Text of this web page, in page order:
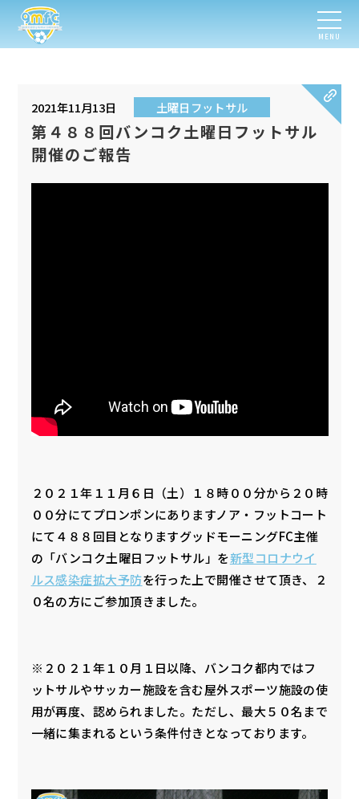
MENU
2021年11月13日 土曜日フットサル
第４８８回バンコク土曜日フットサル
開催のご報告
２０２１年１１月６日（土）１８時００分から２０時
００分にてプロンポンにありますノア・フットコート
にて４８８回目となりますグッドモーニングFC主催
の「バンコク土曜日フットサル」を新型コロナウイ
ルス感染症拡大予防を行った上で開催させて頂き、２
０名の方にご参加頂きました。
※２０２１年１０月１日以降、バンコク都内ではフ
ットサルやサッカー施設を含む屋外スポーツ施設の使
用が再度、認められました。ただし、最大５０名まで
一緒に集まれるという条件付きとなっております。